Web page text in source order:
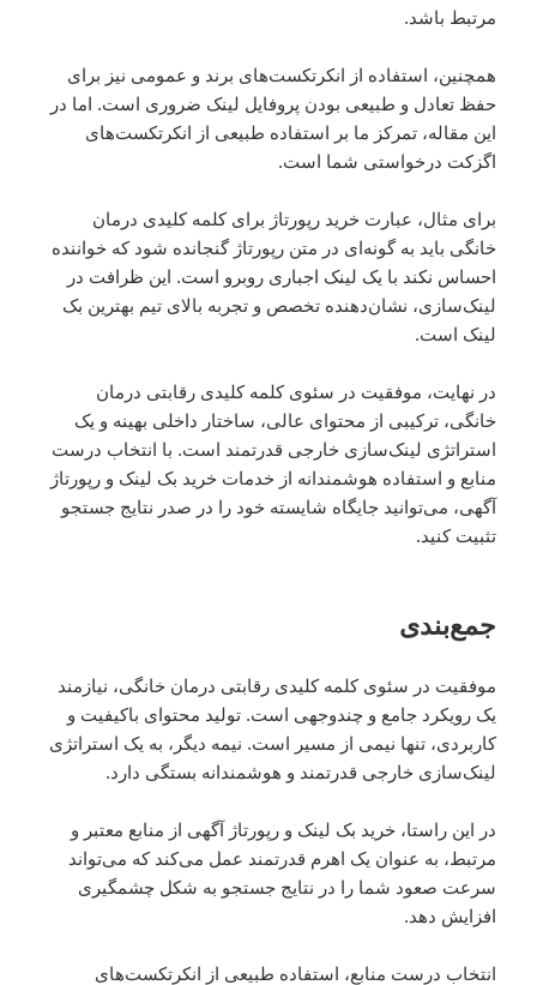
مرتبط باشد.
همچنین، استفاده از انکرتکست‌های برند و عمومی نیز برای
حفظ تعادل و طبیعی بودن پروفایل لینک ضروری است. اما در
این مقاله، تمرکز ما بر استفاده طبیعی از انکرتکست‌های
اگزکت درخواستی شما است.
برای مثال، عبارت خرید رپورتاژ برای کلمه کلیدی درمان
خانگی باید به گونه‌ای در متن رپورتاژ گنجانده شود که خواننده
احساس نکند با یک لینک اجباری روبرو است. این ظرافت در
لینک‌سازی، نشان‌دهنده تخصص و تجربه بالای تیم بهترین بک
لینک است.
در نهایت، موفقیت در سئوی کلمه کلیدی رقابتی درمان
خانگی، ترکیبی از محتوای عالی، ساختار داخلی بهینه و یک
استراتژی لینک‌سازی خارجی قدرتمند است. با انتخاب درست
منابع و استفاده هوشمندانه از خدمات خرید بک لینک و رپورتاژ
آگهی، می‌توانید جایگاه شایسته خود را در صدر نتایج جستجو
تثبیت کنید.
جمع‌بندی
موفقیت در سئوی کلمه کلیدی رقابتی درمان خانگی، نیازمند
یک رویکرد جامع و چندوجهی است. تولید محتوای باکیفیت و
کاربردی، تنها نیمی از مسیر است. نیمه دیگر، به یک استراتژی
لینک‌سازی خارجی قدرتمند و هوشمندانه بستگی دارد.
در این راستا، خرید بک لینک و رپورتاژ آگهی از منابع معتبر و
مرتبط، به عنوان یک اهرم قدرتمند عمل می‌کند که می‌تواند
سرعت صعود شما را در نتایج جستجو به شکل چشمگیری
افزایش دهد.
انتخاب درست منابع، استفاده طبیعی از انکرتکست‌های